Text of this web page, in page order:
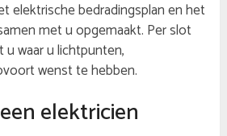
elektrische bedradingsplan en het
met u opgemaakt. Per slot
u waar u lichtpunten,
wenst te hebben.
elektricien